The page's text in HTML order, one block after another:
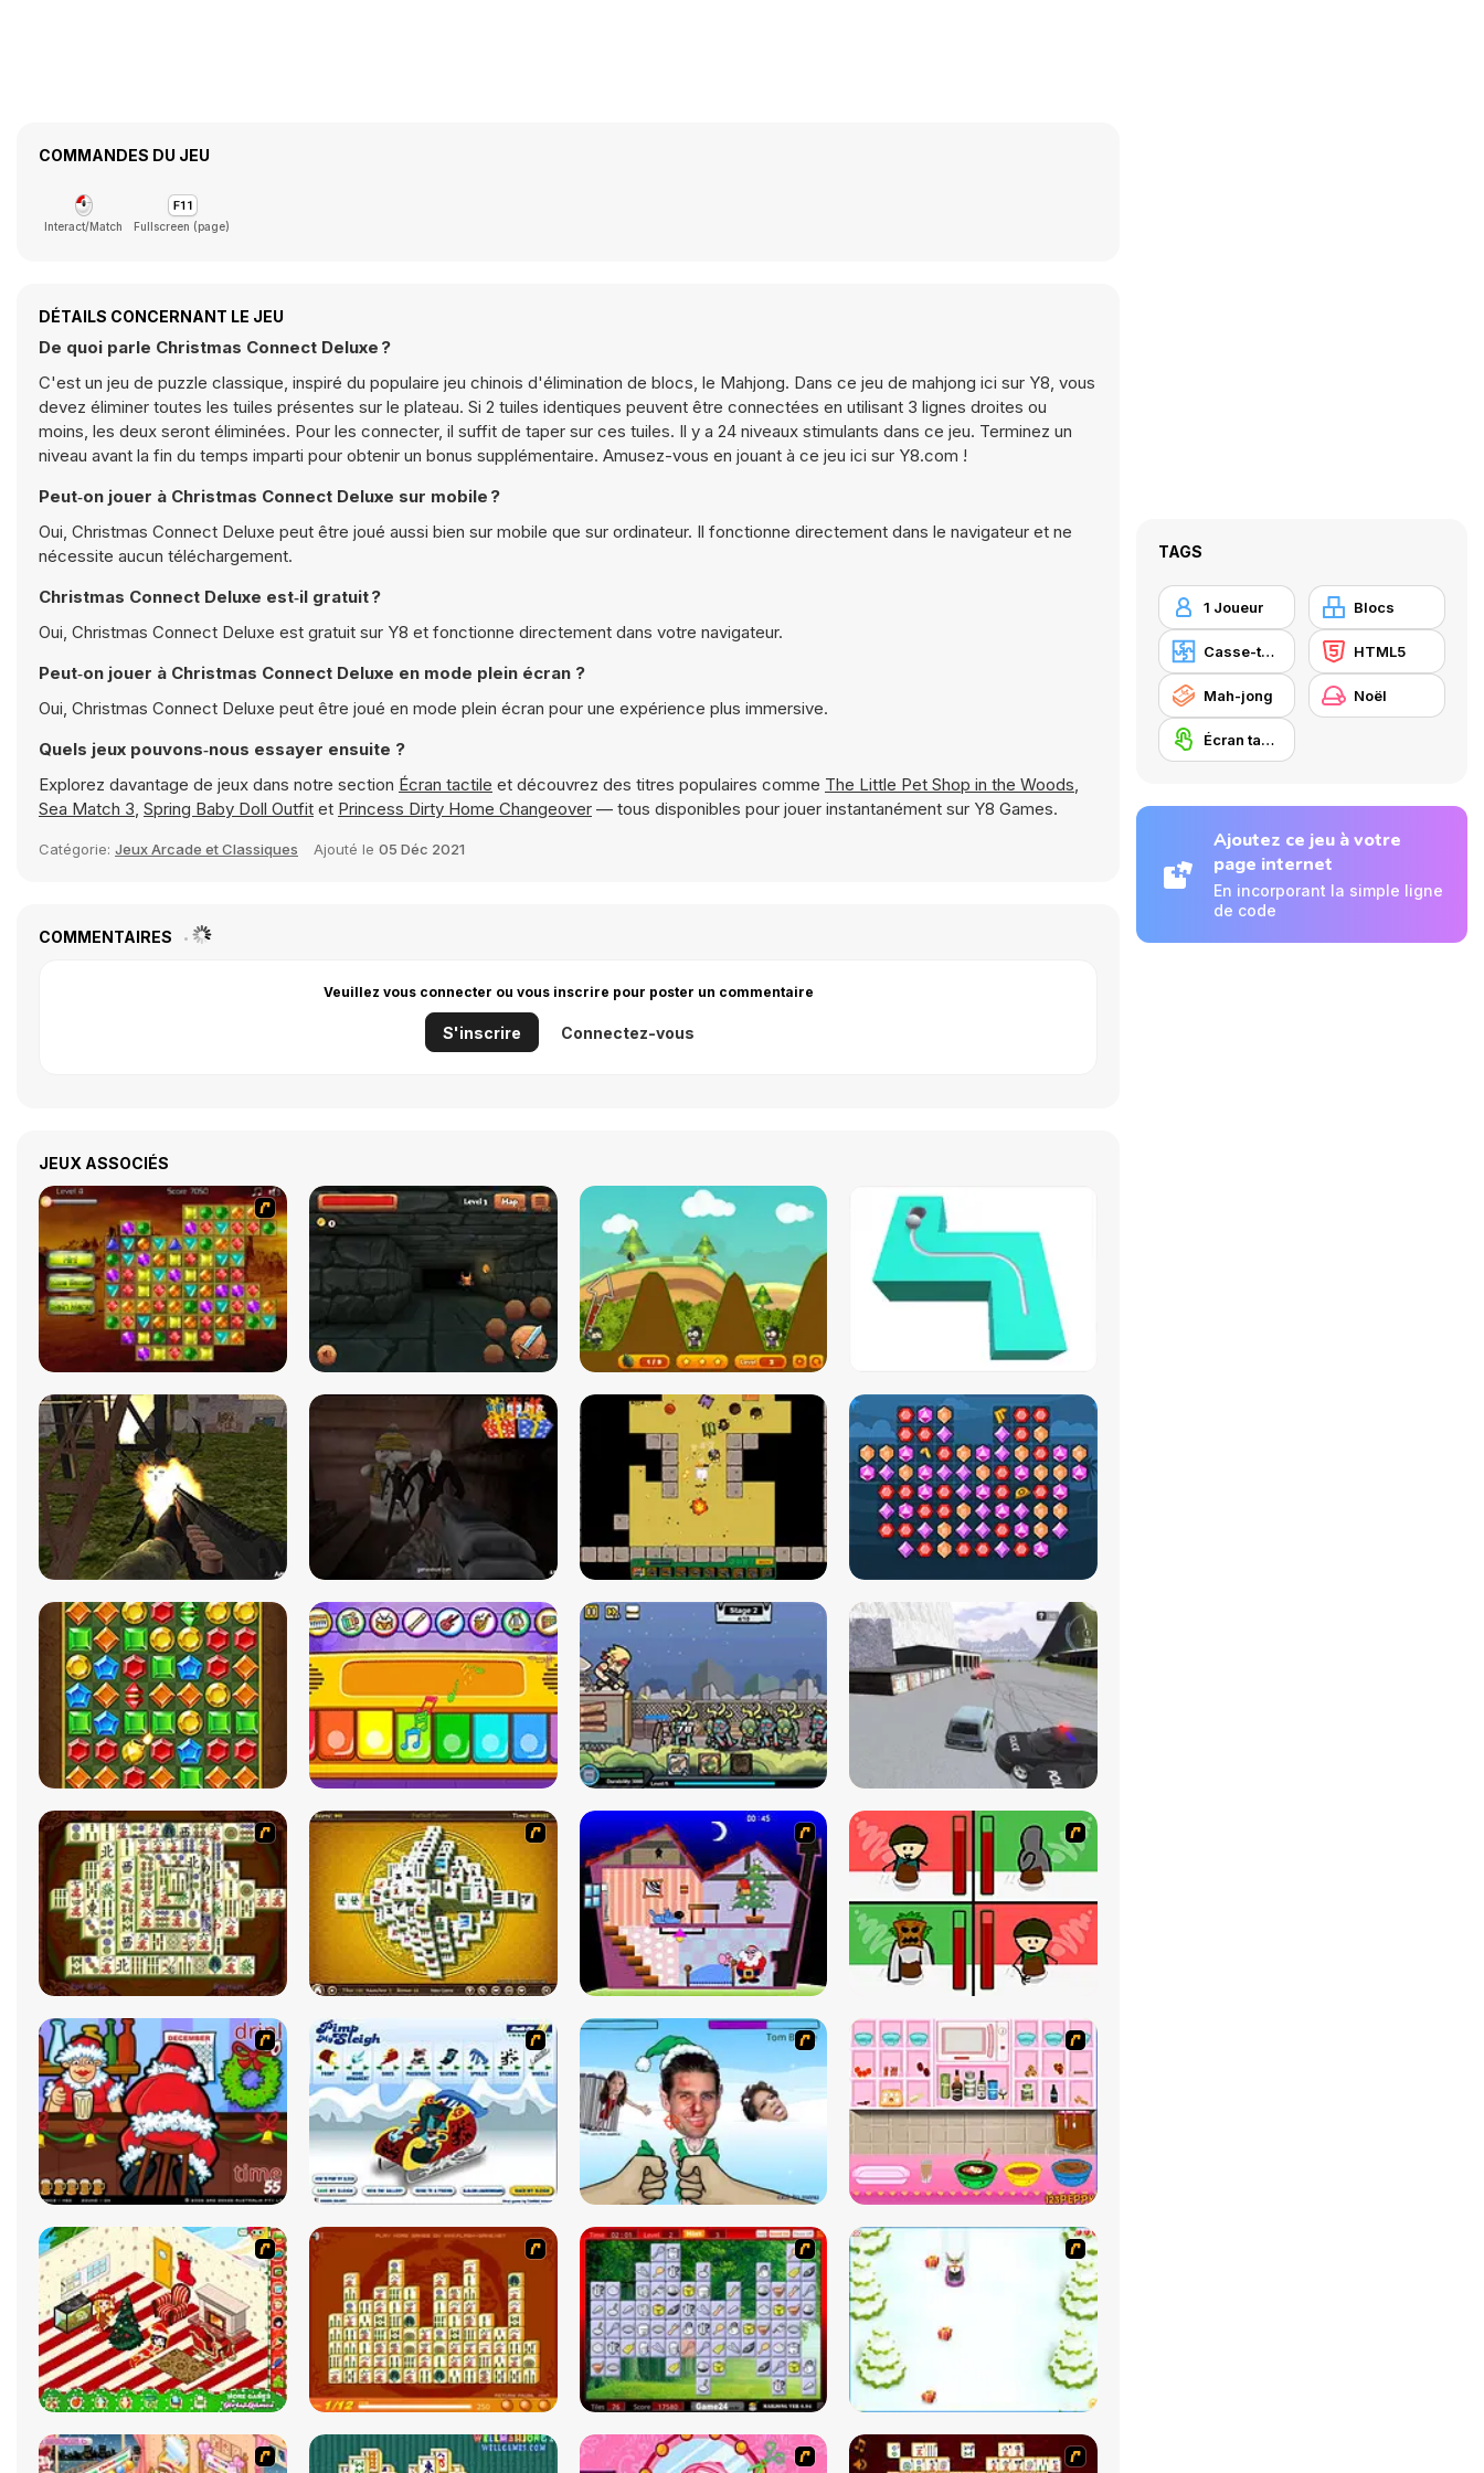
COMMANDES DU JEU
Interact/Match Fullscreen (page)
DÉTAILS CONCERNANT LE JEU
De quoi parle Christmas Connect Deluxe ?
C'est un jeu de puzzle classique, inspiré du populaire jeu chinois d'élimination de blocs, le Mahjong. Dans ce jeu de mahjong ici sur Y8, vous
devez éliminer toutes les tuiles présentes sur le plateau. Si 2 tuiles identiques peuvent être connectées en utilisant 3 lignes droites ou
moins, les deux seront éliminées. Pour les connecter, il suffit de taper sur ces tuiles. Il y a 24 niveaux stimulants dans ce jeu. Terminez un
niveau avant la fin du temps imparti pour obtenir un bonus supplémentaire. Amusez-vous en jouant à ce jeu ici sur Y8.com !
Peut‑on jouer à Christmas Connect Deluxe sur mobile ?
Oui, Christmas Connect Deluxe peut être joué aussi bien sur mobile que sur ordinateur. Il fonctionne directement dans le navigateur et ne
nécessite aucun téléchargement.
Christmas Connect Deluxe est‑il gratuit ?
Oui, Christmas Connect Deluxe est gratuit sur Y8 et fonctionne directement dans votre navigateur.
Peut‑on jouer à Christmas Connect Deluxe en mode plein écran ?
Oui, Christmas Connect Deluxe peut être joué en mode plein écran pour une expérience plus immersive.
Quels jeux pouvons‑nous essayer ensuite ?
Explorez davantage de jeux dans notre section Écran tactile et découvrez des titres populaires comme The Little Pet Shop in the Woods,
Sea Match 3, Spring Baby Doll Outfit et Princess Dirty Home Changeover — tous disponibles pour jouer instantanément sur Y8 Games.
Catégorie: Jeux Arcade et Classiques Ajouté le 05 Déc 2021
COMMENTAIRES
Veuillez vous connecter ou vous inscrire pour poster un commentaire
S'inscrire Connectez-vous
JEUX ASSOCIÉS
TAGS
1 Joueur Blocs
Casse-tête HTML5
Mah-jong Noël
Écran tactile
Ajoutez ce jeu à votre
page internet
En incorporant la simple ligne
de code